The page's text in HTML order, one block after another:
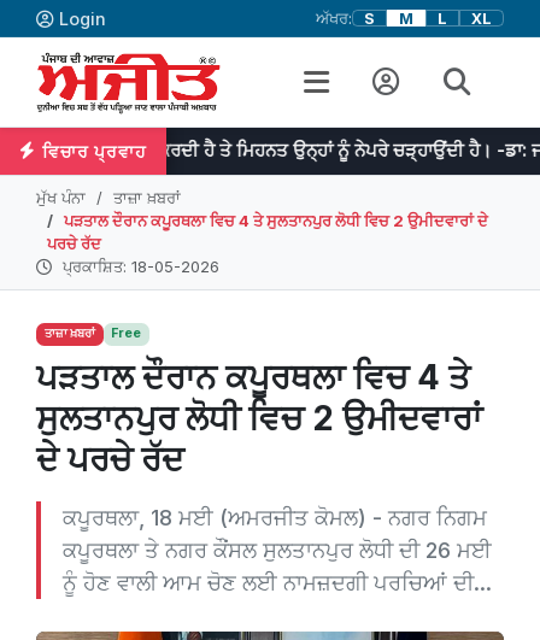
Login ਅੱਖਰ: S M L XL
ਵਿਚਾਰ ਪ੍ਰਵਾਹ
ਦਾ ਆਰੰਭ ਕਰਦੀ ਹੈ ਤੇ ਮਿਹਨਤ ਉਨ੍ਹਾਂ ਨੂੰ ਨੇਪਰੇ ਚੜ੍ਹਾਉਂਦੀ ਹੈ। -ਡਾ: ਜਾਨਸਨ
ਮੁੱਖ ਪੰਨਾ
ਤਾਜ਼ਾ ਖ਼ਬਰਾਂ
ਪੜਤਾਲ ਦੌਰਾਨ ਕਪੂਰਥਲਾ ਵਿਚ 4 ਤੇ ਸੁਲਤਾਨਪੁਰ ਲੋਧੀ ਵਿਚ 2 ਉਮੀਦਵਾਰਾਂ ਦੇ
ਪਰਚੇ ਰੱਦ
ਪ੍ਰਕਾਸ਼ਿਤ: 18-05-2026
ਤਾਜ਼ਾ ਖ਼ਬਰਾਂ Free
ਪੜਤਾਲ ਦੌਰਾਨ ਕਪੂਰਥਲਾ ਵਿਚ 4 ਤੇ
ਸੁਲਤਾਨਪੁਰ ਲੋਧੀ ਵਿਚ 2 ਉਮੀਦਵਾਰਾਂ
ਦੇ ਪਰਚੇ ਰੱਦ
ਕਪੂਰਥਲਾ, 18 ਮਈ (ਅਮਰਜੀਤ ਕੋਮਲ) - ਨਗਰ ਨਿਗਮ
ਕਪੂਰਥਲਾ ਤੇ ਨਗਰ ਕੌਂਸਲ ਸੁਲਤਾਨਪੁਰ ਲੋਧੀ ਦੀ 26 ਮਈ
ਨੂੰ ਹੋਣ ਵਾਲੀ ਆਮ ਚੋਣ ਲਈ ਨਾਮਜ਼ਦਗੀ ਪਰਚਿਆਂ ਦੀ...